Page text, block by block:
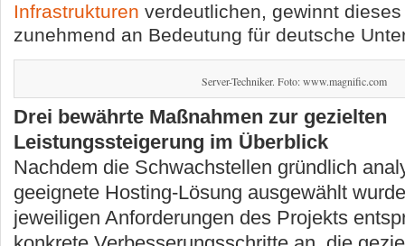
Infrastrukturen verdeutlichen, gewinnt
zunehmend an Bedeutung für deutsche
Server-Techniker. Foto: www.magnific.com
Drei bewährte Maßnahmen zur gezielten
Leistungssteigerung im Überblick
Nachdem die Schwachstellen gründlich
geeignete Hosting-Lösung ausgewählt
jeweiligen Anforderungen des Projekts